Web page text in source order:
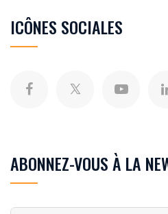
ICÔNES SOCIALES
ABONNEZ-VOUS À LA